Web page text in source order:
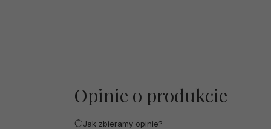
Opinie o produkcie
Jak zbieramy opinie?